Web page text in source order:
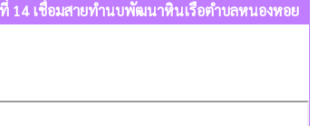
ที่ 14 เชื่อมสายทำนบพัฒนาหินเรือตำบลหนองหอย